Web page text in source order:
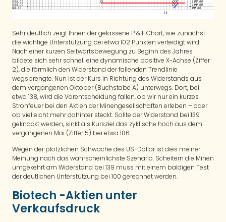
Sehr deutlich zeigt Ihnen der gelassene P & F Chart, wie zunächst
die wichtige Unterstützung bei etwa 102 Punkten verteidigt wird.
Nach einer kurzen Seitwärtsbewegung zu Beginn des Jahres
bildete sich sehr schnell eine dynamische positive X-Achse (Ziffer
2), die förmlich den Widerstand der fallenden Trendlinie
wegsprengte. Nun ist der Kurs in Richtung des Widerstands aus
dem vergangenen Oktober (Buchstabe A) unterwegs. Dort, bei
etwa 138, wird die Vorentscheidung fallen, ob wir nur ein kurzes
Strohfeuer bei den Aktien der Minengesellschaften erleben – oder
ob vielleicht mehr dahinter steckt. Sollte der Widerstand bei 139
geknackt werden, sinkt als Kursziel das zyklische hoch aus dem
vergangenen Mai (Ziffer 5) bei etwa 186.
Wegen der plötzlichen Schwäche des US-Dollar ist dies meiner
Meinung nach das wahrscheinlichste Szenario. Scheitern die Minen
umgekehrt am Widerstand bei 139 muss mit einem baldigen Test
der deutlichen Unterstützung bei 100 gerechnet werden.
Biotech -Aktien unter
Verkaufsdruck